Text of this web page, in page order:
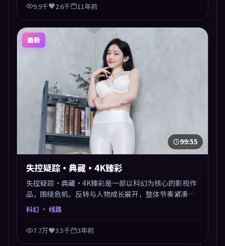
9.9千 2.6千 11年前
最新
99:55
失控疑踪·典藏·4K臻彩
失控疑踪·典藏·4K臻彩是一部以科幻为核心的影视作
品，围绕危机、反转与人物成长展开，整体节奏紧凑，
值得推荐观看。
科幻 · 线路
7.7万 3.5千 3年前